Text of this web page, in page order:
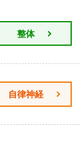
整体
自律神経